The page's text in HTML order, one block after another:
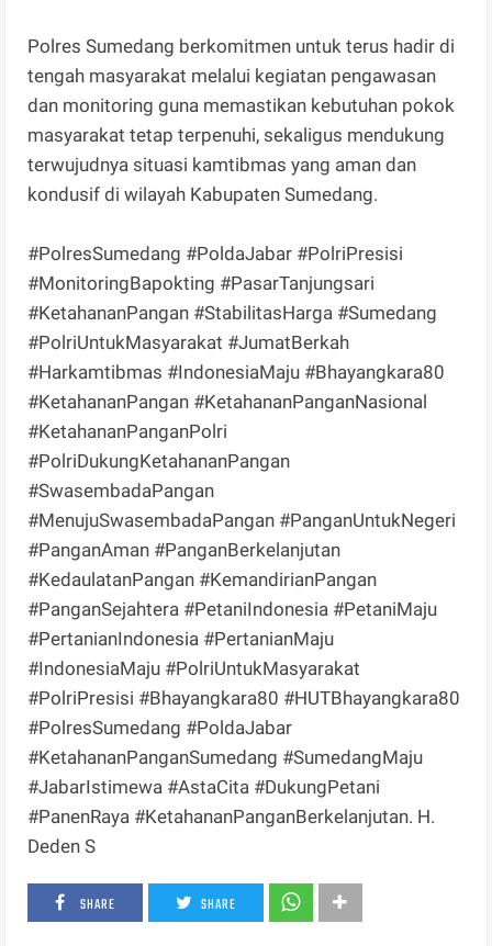
Polres Sumedang berkomitmen untuk terus hadir di
tengah masyarakat melalui kegiatan pengawasan
dan monitoring guna memastikan kebutuhan pokok
masyarakat tetap terpenuhi, sekaligus mendukung
terwujudnya situasi kamtibmas yang aman dan
kondusif di wilayah Kabupaten Sumedang.
#PolresSumedang #PoldaJabar #PolriPresisi
#MonitoringBapokting #PasarTanjungsari
#KetahananPangan #StabilitasHarga #Sumedang
#PolriUntukMasyarakat #JumatBerkah
#Harkamtibmas #IndonesiaMaju #Bhayangkara80
#KetahananPangan #KetahananPanganNasional
#KetahananPanganPolri
#PolriDukungKetahananPangan
#SwasembadaPangan
#MenujuSwasembadaPangan #PanganUntukNegeri
#PanganAman #PanganBerkelanjutan
#KedaulatanPangan #KemandirianPangan
#PanganSejahtera #PetaniIndonesia #PetaniMaju
#PertanianIndonesia #PertanianMaju
#IndonesiaMaju #PolriUntukMasyarakat
#PolriPresisi #Bhayangkara80 #HUTBhayangkara80
#PolresSumedang #PoldaJabar
#KetahananPanganSumedang #SumedangMaju
#JabarIstimewa #AstaCita #DukungPetani
#PanenRaya #KetahananPanganBerkelanjutan. H.
Deden S
SHARE SHARE